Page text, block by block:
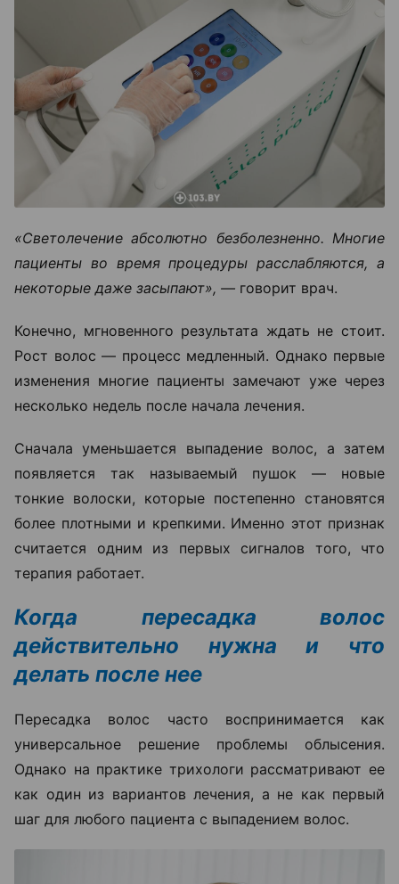
«Светолечение абсолютно безболезненно. Многие
пациенты во время процедуры расслабляются, а
некоторые даже засыпают», — говорит врач.
Конечно, мгновенного результата ждать не стоит.
Рост волос — процесс медленный. Однако первые
изменения многие пациенты замечают уже через
несколько недель после начала лечения.
Сначала уменьшается выпадение волос, а затем
появляется так называемый пушок — новые
тонкие волоски, которые постепенно становятся
более плотными и крепкими. Именно этот признак
считается одним из первых сигналов того, что
терапия работает.
Когда пересадка волос
действительно нужна и что
делать после нее
Пересадка волос часто воспринимается как
универсальное решение проблемы облысения.
Однако на практике трихологи рассматривают ее
как один из вариантов лечения, а не как первый
шаг для любого пациента с выпадением волос.